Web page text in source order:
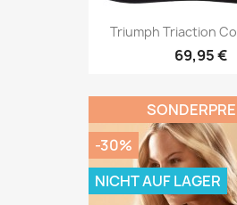
Triumph Triaction
69,95 €
-30%
NICHT AUF LAGER